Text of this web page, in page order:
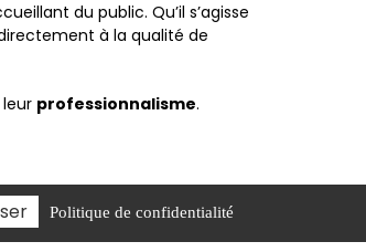
du public. Qu’il s’agisse
à la qualité de
professionnalisme.
Politique de confidentialité